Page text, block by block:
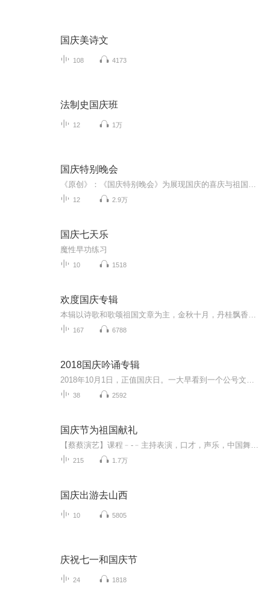
国庆美诗文
108 4173
法制史国庆班
12 1万
国庆特别晚会
12 2.9万
国庆七天乐
魔性早功练习
10 1518
欢度国庆专辑
167 6788
2018国庆吟诵专辑
38 2592
国庆节为祖国献礼
215 1.7万
国庆出游去山西
10 5805
庆祝七一和国庆节
24 1818